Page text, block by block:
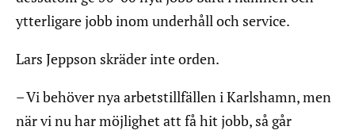
ytterligare jobb inom underhåll och service.
Lars Jeppson skräder inte orden.
– Vi behöver nya arbetstillfällen i Karlshamn, men
när vi nu har möjlighet att få hit jobb, så går